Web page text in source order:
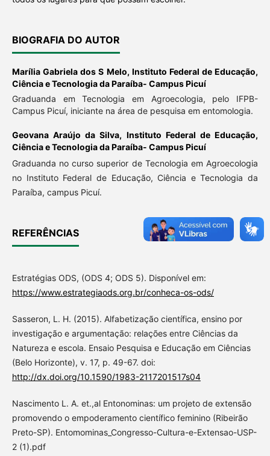
BIOGRAFIA DO AUTOR
Marília Gabriela dos S Melo, Instituto Federal de Educação,
Ciência e Tecnologia da Paraíba- Campus Picuí
Graduanda em Tecnologia em Agroecologia, pelo IFPB-
Campus Picuí, iniciante na área de pesquisa em entomologia.
Geovana Araújo da Silva, Instituto Federal de Educação,
Ciência e Tecnologia da Paraíba- Campus Picuí
Graduanda no curso superior de Tecnologia em Agroecologia
no Instituto Federal de Educação, Ciência e Tecnologia da
Paraíba, campus Picuí.
REFERÊNCIAS
Estratégias ODS, (ODS 4; ODS 5). Disponível em:
https://www.estrategiaods.org.br/conheca-os-ods/
Sasseron, L. H. (2015). Alfabetização científica, ensino por
investigação e argumentação: relações entre Ciências da
Natureza e escola. Ensaio Pesquisa e Educação em Ciências
(Belo Horizonte), v. 17, p. 49-67. doi:
http://dx.doi.org/10.1590/1983-2117201517s04
Nascimento L. A. et.,al Entonominas: um projeto de extensão
promovendo o empoderamento científico feminino (Ribeirão
Preto-SP). Entomominas_Congresso-Cultura-e-Extensao-USP-
2 (1).pdf